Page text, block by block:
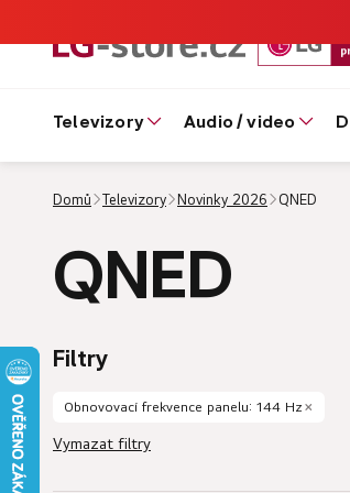
televizory audio / video
Domů Televizory Novinky 2026 QNED
QNED
Filtry
Obnovovací frekvence panelu: 144 Hz
Vymazat filtry